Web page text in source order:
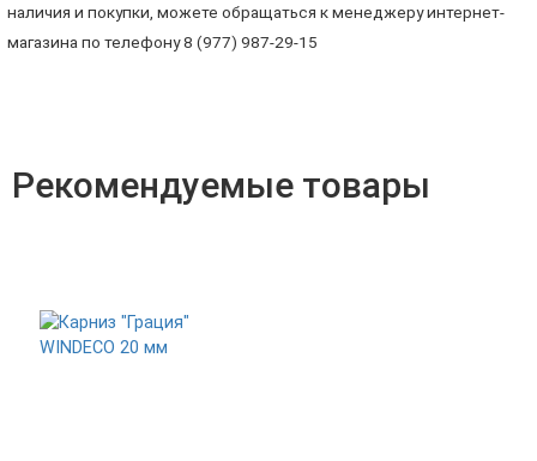
наличия и покупки, можете обращаться к менеджеру интернет-
магазина по телефону 8 (977) 987-29-15
Рекомендуемые товары